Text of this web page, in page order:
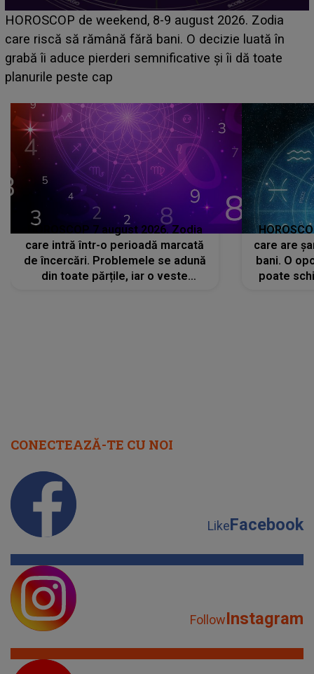
Emanuel a ținut ACEST DETALIU ASCUNS până
acum! În fața Alexandrei, concurentul din Casa
face o MĂRTURISIRE NEAȘTEPTATĂ despre
sa: "I-am spus și ei în față, eu nu te iubesc pentru
HOROSCOP 7 august 2026. Zodia
care intră într-o perioadă marcată
de încercări. Problemele se adună
din toate părțile, iar o veste
care are
bani. O
poate
CONECTEAZĂ-TE CU NOI
LikeFacebook
FollowInstagram